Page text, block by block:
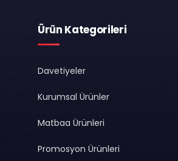
Ürün Kategorileri
Davetiyeler
Kurumsal Ürünler
Matbaa Ürünleri
Promosyon Ürünleri